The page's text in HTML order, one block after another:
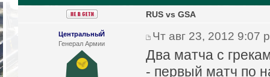
ЦентральныЙ
Генерал Армии
RUS vs GSA
Чт авг 23, 2012 9:07
Два матча с
- первый матч по